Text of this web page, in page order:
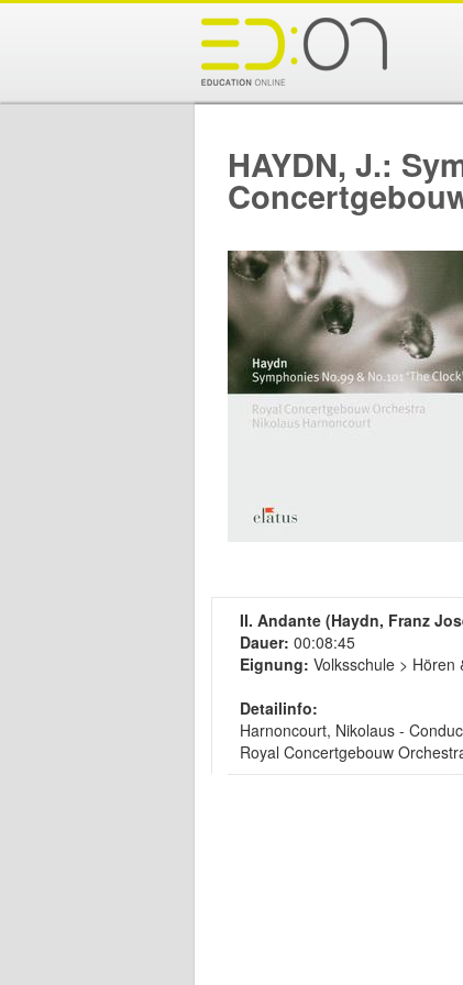
HAYDN, J.:
II. Andante (Haydn, Franz
Dauer: 00:08:45
Eignung: Volksschule > Hören
Detailinfo:
Harnoncourt, Nikolaus -
Royal Concertgebouw